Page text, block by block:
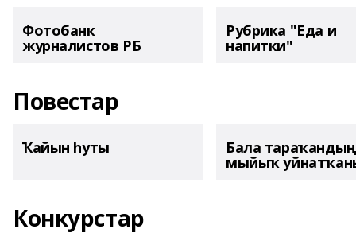
Фотобанк
журналистов РБ
Рубрика "Еда и
напитки"
Повестар
Ҡайын һуты Бала тараҡандың
мыйыҡ
Конкурстар